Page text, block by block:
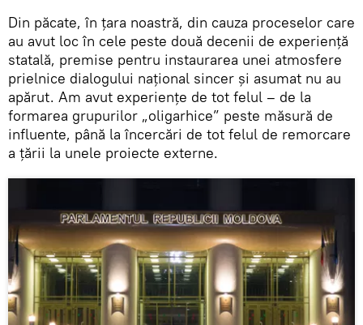
Din păcate, în ţara noastră, din cauza proceselor care
au avut loc în cele peste două decenii de experienţă
statală, premise pentru instaurarea unei atmosfere
prielnice dialogului naţional sincer şi asumat nu au
apărut. Am avut experienţe de tot felul – de la
formarea grupurilor „oligarhice” peste măsură de
influente, până la încercări de tot felul de remorcare
a ţării la unele proiecte externe.